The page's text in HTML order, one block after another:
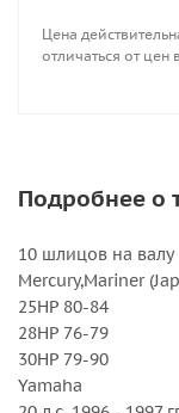
30 л.с. (2-х такт)
Шаг, дюйм : 11
Цена
отличаться от
Подробнее о
10 шлицов на валу
Mercury,Mariner
25HP 80-84
28HP 76-79
30HP 79-90
Yamaha